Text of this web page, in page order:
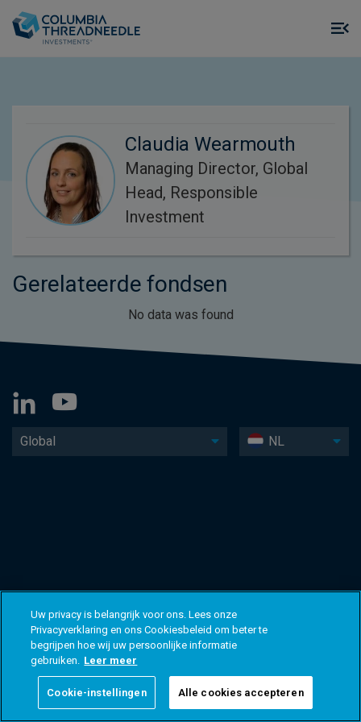
Claudia Wearmouth
Managing Director, Global
Head, Responsible
Investment
Gerelateerde fondsen
No data was found
Global NL
Uw privacy is belangrijk voor ons. Lees onze
Privacyverklaring en ons Cookiesbeleid om beter te
begrijpen hoe wij uw persoonlijke informatie
gebruiken. Leer meer
Cookie-instellingen Alle cookies accepteren